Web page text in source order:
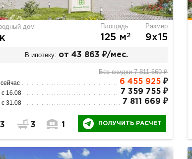
дом Площадь
125 м2
Размер
9х15
В ипотеку: от 43 863 ₽/мес.
Без скидки 7 811 669 ₽
6 455 925 ₽
16.08 7 359 755 ₽
31.08 7 811 669 ₽
3 3 1 ПОЛУЧИТЬ РАСЧЕТ